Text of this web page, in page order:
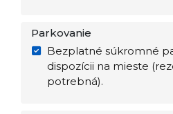
Parkovanie
Bezplatné súkromné
dispozícii na mieste
potrebná).